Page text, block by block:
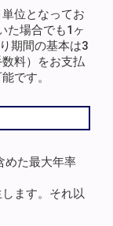
位となってお
た場合でも1ヶ
期間の基本は3
料）をお支払
です。
めた最大年率
ます。それ以